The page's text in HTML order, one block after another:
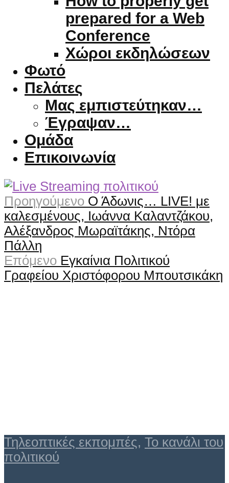
prepared for a Web
Conference
Χώροι εκδηλώσεων
Φωτό
Πελάτες
Μας εμπιστεύτηκαν…
Έγραψαν…
Ομάδα
Επικοινωνία
Προηγούμενο Ο Άδωνις… LIVE! με
καλεσμένους, Ιωάννα Καλαντζάκου,
Αλέξανδρος Μωραϊτάκης, Ντόρα
Πάλλη
Επόμενο Εγκαίνια Πολιτικού
Γραφείου Χριστόφορου Μπουτσικάκη
Τηλεοπτικές εκπομπές, Το κανάλι του
πολιτικού